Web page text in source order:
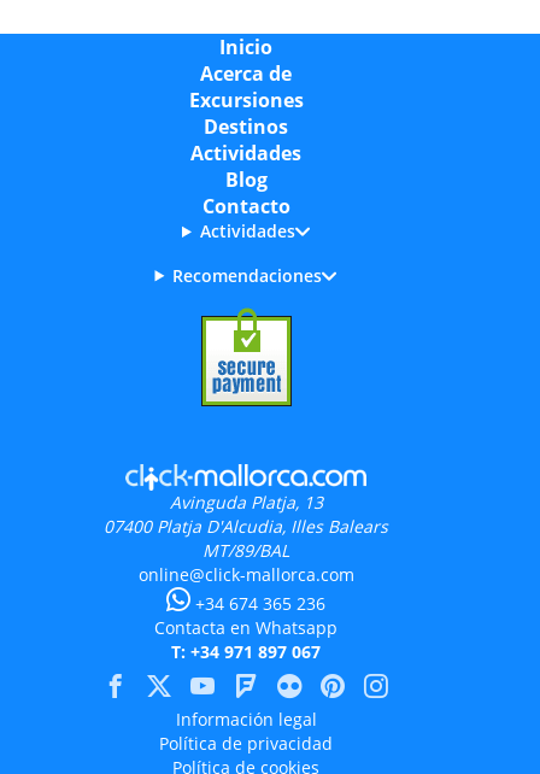
Inicio
Acerca de
Excursiones
Destinos
Actividades
Blog
Contacto
Actividades
Recomendaciones
Avinguda Platja, 13
07400 Platja D'Alcudia, Illes Balears
MT/89/BAL
online@click-mallorca.com
+34 674 365 236
Contacta en Whatsapp
T: +34 971 897 067
Información legal
Política de privacidad
Política de cookies